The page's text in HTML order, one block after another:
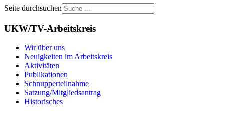
Seite durchsuchen
UKW/TV-Arbeitskreis
Wir über uns
Neuigkeiten im Arbeitskreis
Aktivitäten
Publikationen
Schnupperteilnahme
Satzung/Mitgliedsantrag
Historisches